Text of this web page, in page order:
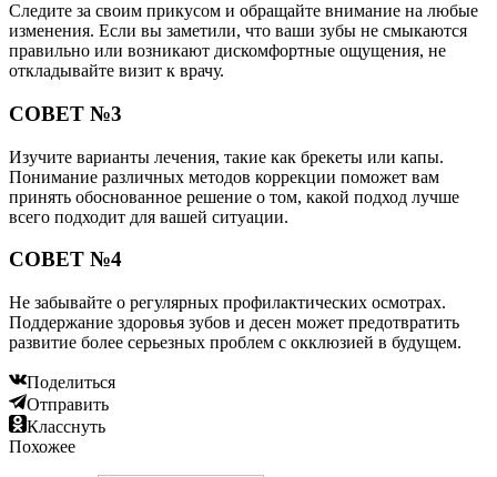
Следите за своим прикусом и обращайте внимание на любые
изменения. Если вы заметили, что ваши зубы не смыкаются
правильно или возникают дискомфортные ощущения, не
откладывайте визит к врачу.
СОВЕТ №3
Изучите варианты лечения, такие как брекеты или капы.
Понимание различных методов коррекции поможет вам
принять обоснованное решение о том, какой подход лучше
всего подходит для вашей ситуации.
СОВЕТ №4
Не забывайте о регулярных профилактических осмотрах.
Поддержание здоровья зубов и десен может предотвратить
развитие более серьезных проблем с окклюзией в будущем.
Поделиться
Отправить
Класснуть
Похожее